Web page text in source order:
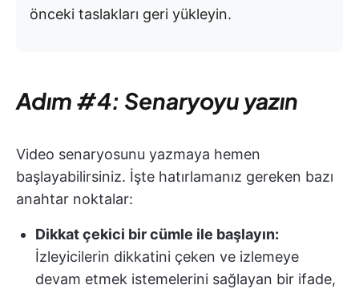
önceki taslakları geri yükleyin.
Adım #4: Senaryoyu yazın
Video senaryosunu yazmaya hemen
başlayabilirsiniz. İşte hatırlamanız gereken bazı
anahtar noktalar:
Dikkat çekici bir cümle ile başlayın:
İzleyicilerin dikkatini çeken ve izlemeye
devam etmek istemelerini sağlayan bir ifade,